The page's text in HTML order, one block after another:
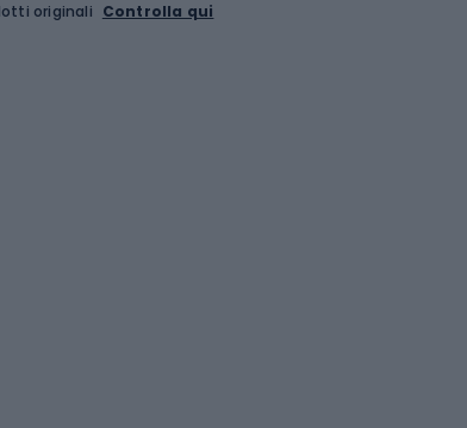
originali Controlla qui